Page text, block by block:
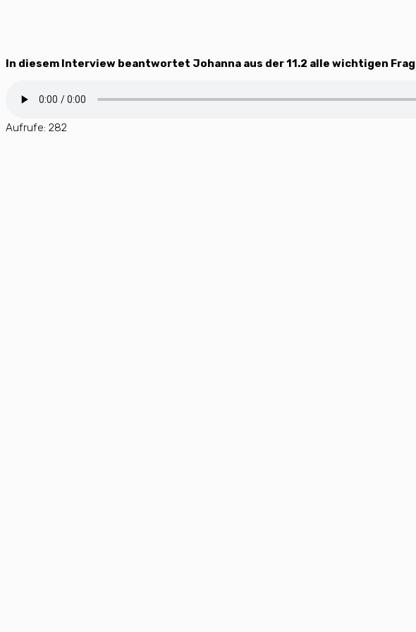
In diesem Interview beantwortet Johanna aus der 11.2 alle wichtigen
Aufrufe: 282